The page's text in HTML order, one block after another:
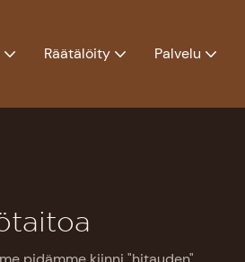
Räätälöity Palvelu